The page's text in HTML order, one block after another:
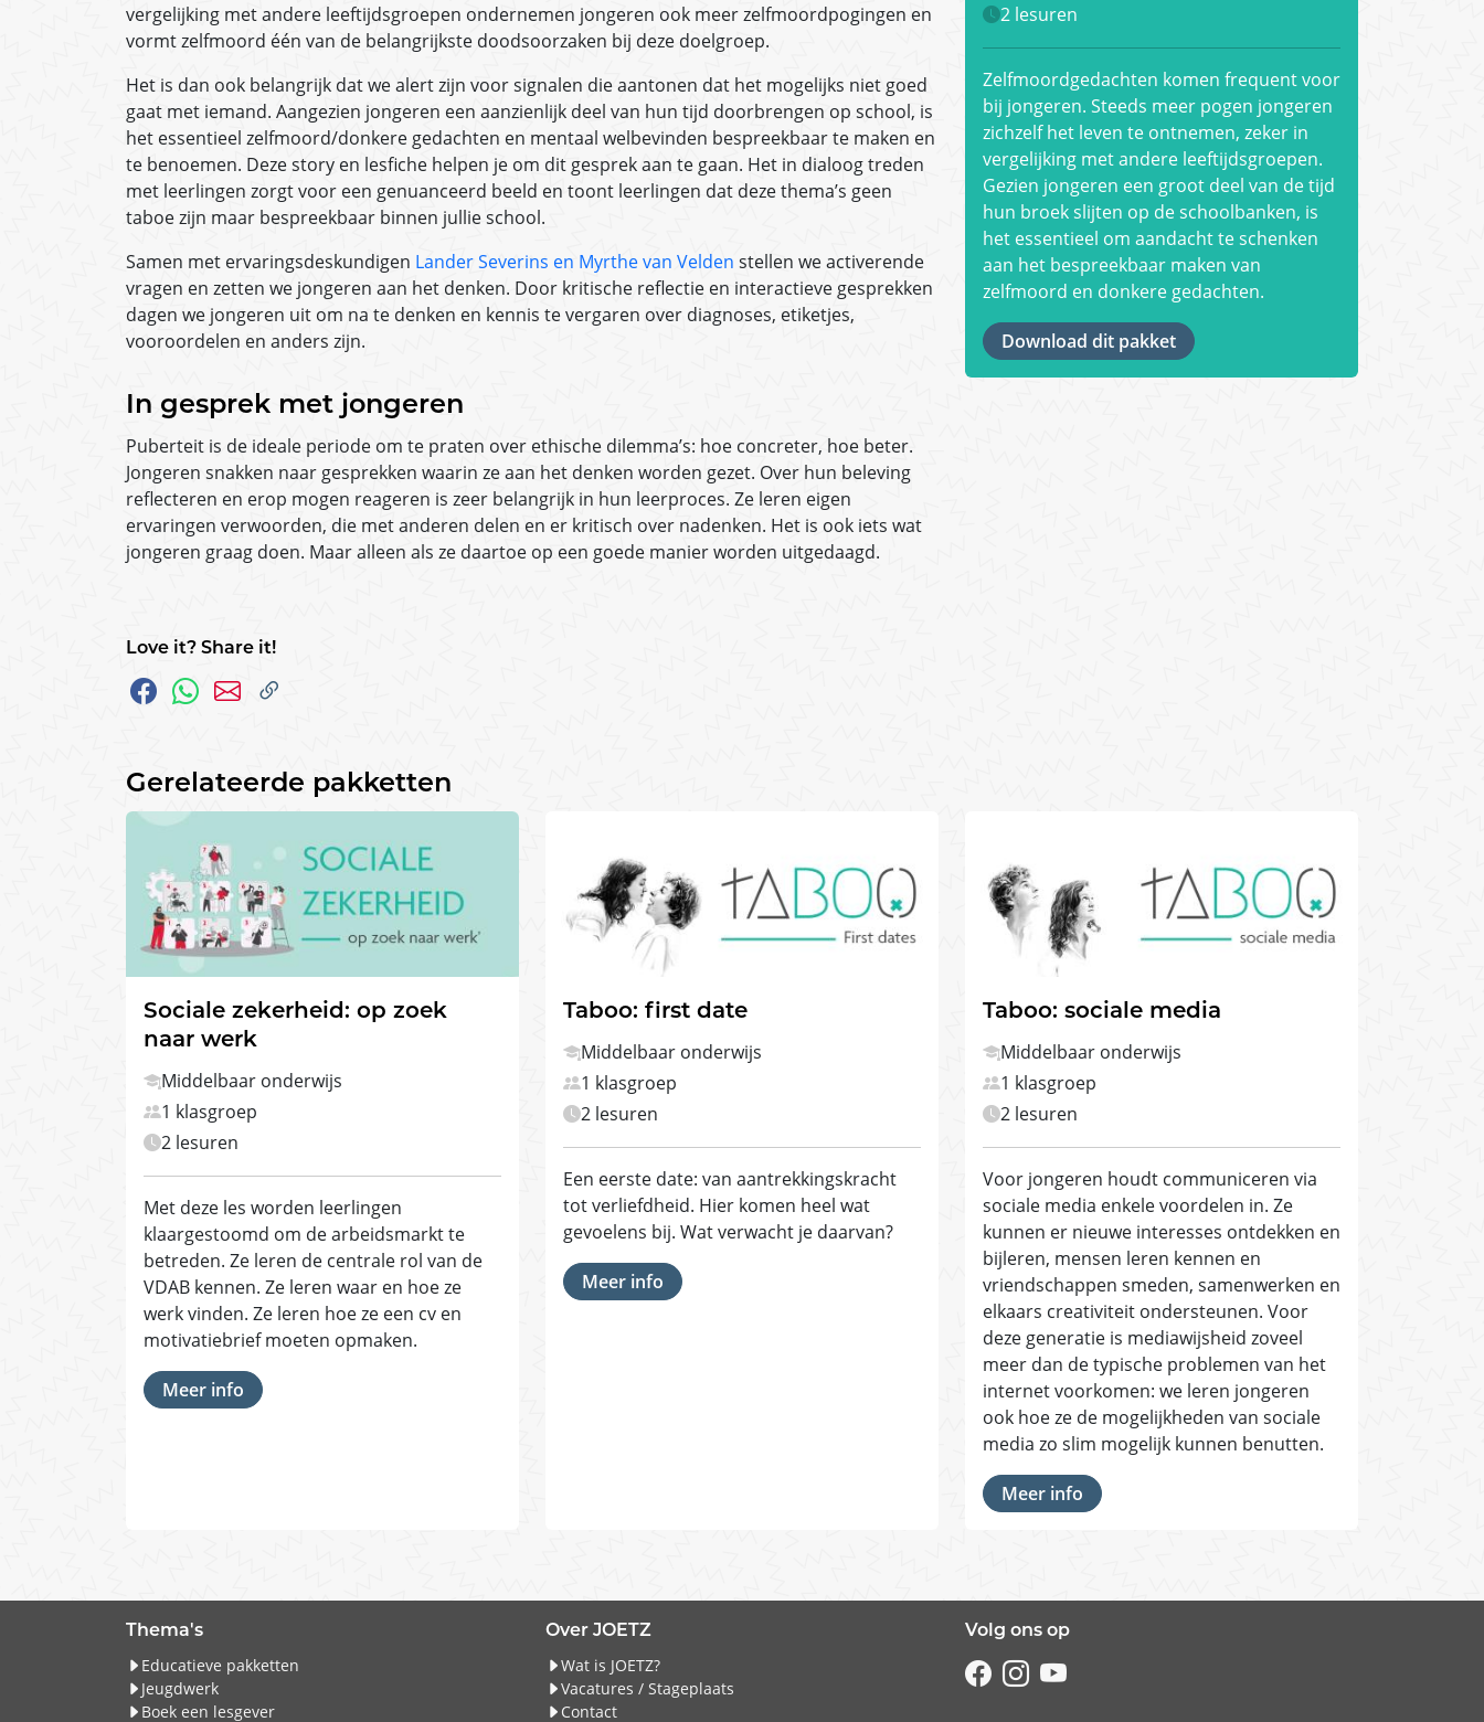
2 lesuren
Zelfmoordgedachten komen frequent voor
bij jongeren. Steeds meer pogen jongeren
zichzelf het leven te ontnemen, zeker in
vergelijking met andere leeftijdsgroepen.
Gezien jongeren een groot deel van de tijd
hun broek slijten op de schoolbanken, is
het essentieel om aandacht te schenken
aan het bespreekbaar maken van
zelfmoord en donkere gedachten.
Download dit pakket
vergelijking met andere leeftijdsgroepen ondernemen jongeren ook meer zelfmoordpogingen en
vormt zelfmoord één van de belangrijkste doodsoorzaken bij deze doelgroep.
Het is dan ook belangrijk dat we alert zijn voor signalen die aantonen dat het mogelijks niet goed
gaat met iemand. Aangezien jongeren een aanzienlijk deel van hun tijd doorbrengen op school, is
het essentieel zelfmoord/donkere gedachten en mentaal welbevinden bespreekbaar te maken en
te benoemen. Deze story en lesfiche helpen je om dit gesprek aan te gaan. Het in dialoog treden
met leerlingen zorgt voor een genuanceerd beeld en toont leerlingen dat deze thema’s geen
taboe zijn maar bespreekbaar binnen jullie school.
Samen met ervaringsdeskundigen Lander Severins en Myrthe van Velden stellen we activerende
vragen en zetten we jongeren aan het denken. Door kritische reflectie en interactieve gesprekken
dagen we jongeren uit om na te denken en kennis te vergaren over diagnoses, etiketjes,
vooroordelen en anders zijn.
In gesprek met jongeren
Puberteit is de ideale periode om te praten over ethische dilemma’s: hoe concreter, hoe beter.
Jongeren snakken naar gesprekken waarin ze aan het denken worden gezet. Over hun beleving
reflecteren en erop mogen reageren is zeer belangrijk in hun leerproces. Ze leren eigen
ervaringen verwoorden, die met anderen delen en er kritisch over nadenken. Het is ook iets wat
jongeren graag doen. Maar alleen als ze daartoe op een goede manier worden uitgedaagd.
Love it? Share it!
Gerelateerde pakketten
Sociale zekerheid: op zoek
naar werk
Middelbaar onderwijs
1 klasgroep
2 lesuren
Met deze les worden leerlingen
klaargestoomd om de arbeidsmarkt te
betreden. Ze leren de centrale rol van de
VDAB kennen. Ze leren waar en hoe ze
werk vinden. Ze leren hoe ze een cv en
motivatiebrief moeten opmaken.
Meer info
Taboo: first date
Middelbaar onderwijs
1 klasgroep
2 lesuren
Een eerste date: van aantrekkingskracht
tot verliefdheid. Hier komen heel wat
gevoelens bij. Wat verwacht je daarvan?
Meer info
Taboo: sociale media
Middelbaar onderwijs
1 klasgroep
2 lesuren
Voor jongeren houdt communiceren via
sociale media enkele voordelen in. Ze
kunnen er nieuwe interesses ontdekken en
bijleren, mensen leren kennen en
vriendschappen smeden, samenwerken en
elkaars creativiteit ondersteunen. Voor
deze generatie is mediawijsheid zoveel
meer dan de typische problemen van het
internet voorkomen: we leren jongeren
ook hoe ze de mogelijkheden van sociale
media zo slim mogelijk kunnen benutten.
Meer info
Thema's
Educatieve pakketten
Jeugdwerk
Boek een lesgever
Over JOETZ
Wat is JOETZ?
Vacatures / Stageplaats
Contact
Volg ons op